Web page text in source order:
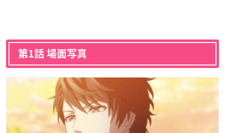
第1話 場面写真